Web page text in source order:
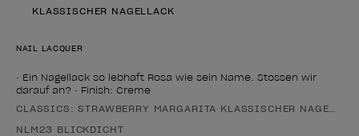
KLASSISCHER NAGELLACK
NAIL LACQUER
• Ein Nagellack so lebhaft Rosa wie sein Name. Stossen wir
darauf an? • Finish: Creme
Form des Produkts
CLASSICS: STRAWBERRY MARGARITA KLASSISCHER
NLM23 BLICKDICHT